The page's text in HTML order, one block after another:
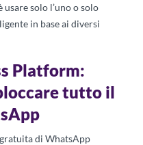
usare solo l’uno o solo
in base ai diversi
Platform:
tutto il
di WhatsApp